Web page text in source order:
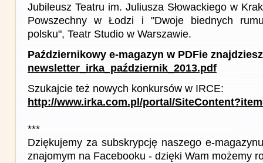
Jubileusz Teatru im. Juliusza Słowackiego w
Powszechny w Łodzi i "Dwoje biednych
polsku", Teatr Studio w Warszawie.
Październikowy e-magazyn w PDFie
newsletter_irka_październik_2013.pdf
Szukajcie też nowych konkursów w IRCE:
http://www.irka.com.pl/portal/
***
Dziękujemy za subskrypcję naszego e-
znajomym na Facebooku - dzięki Wam możemy